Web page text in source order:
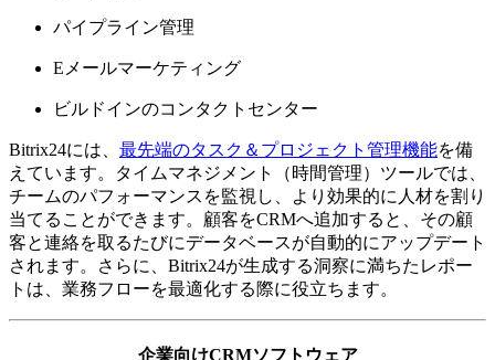
パイプライン管理
Eメールマーケティング
ビルドインのコンタクトセンター
Bitrix24には、 最先端のタスク＆プロジェクト管理機能を備
えています。タイムマネジメント（時間管理）ツールでは、
チームのパフォーマンスを監視し、より効果的に人材を割り
当てることができます。顧客をCRMへ追加すると、その顧
客と連絡を取るたびにデータベースが自動的にアップデート
されます。さらに、Bitrix24が生成する洞察に満ちたレポー
トは、業務フローを最適化する際に役立ちます。
企業向けCRMソフトウェア